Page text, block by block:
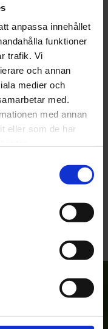
anpassa innehållet
funktioner
trafik. Vi
och annan
medier och
med.
med annan
eller som de har